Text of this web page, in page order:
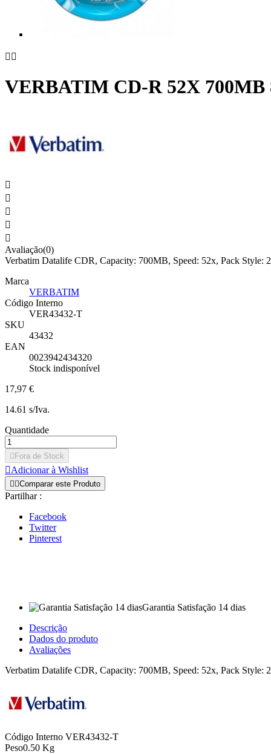
 
VERBATIM CD-R 52X





Avaliação(0)
Verbatim Datalife CDR, Capacity: 700MB, Speed: 52x, Pack Style:
Marca
VERBATIM
Código Interno
VER43432-T
SKU
43432
EAN
0023942434320
Stock indisponível
17,97 €
14.61 s/Iva.
Quantidade
 Fora de Stock
Adicionar à Wishlist
 Comparar este Produto
Partilhar :
Facebook
Twitter
Pinterest
Garantia Satisfação 14 dias
Descrição
Dados do produto
Avaliações
Verbatim Datalife CDR, Capacity: 700MB, Speed: 52x, Pack Style:
Código Interno VER43432-T
Peso0.50 Kg